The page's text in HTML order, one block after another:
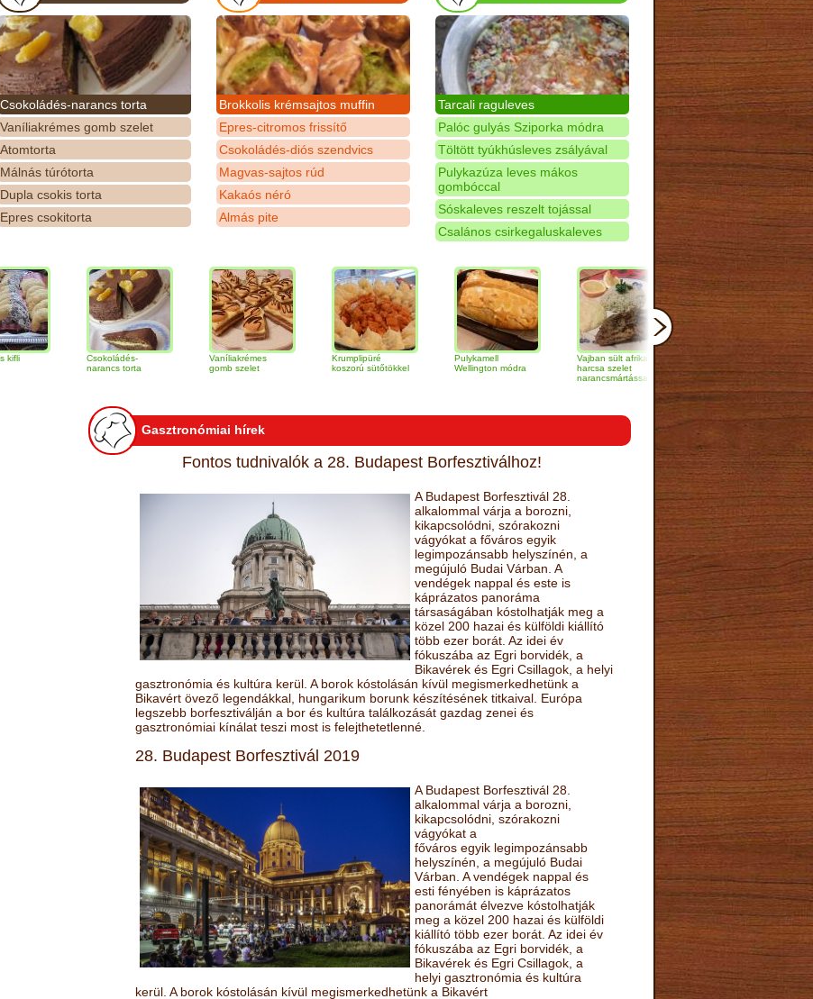
Csokoládés-narancs torta
Vaníliakrémes gomb szelet
Atomtorta
Málnás túrótorta
Dupla csokis torta
Epres csokitorta
Brokkolis krémsajtos muffin
Epres-citromos frissítő
Csokoládés-diós szendvics
Magvas-sajtos rúd
Kakaós néró
Almás pite
Tarcali raguleves
Palóc gulyás Sziporka módra
Töltött tyúkhúsleves zsályával
Pulykazúza leves mákos
gombóccal
Sóskaleves reszelt tojással
Csalános csirkegaluskaleves
Csokoládés-
narancs torta
Vaníliakrémes
gomb szelet
Krumplipüré
koszorú sütőtökkel
Pulykamell
Wellington módra
Vajban sült afrikai
harcsa szelet
narancsmártással
Atomtorta
Gasztronómiai hírek
Fontos tudnivalók a 28. Budapest Borfesztiválhoz!
A Budapest Borfesztivál 28.
alkalommal várja a borozni,
kikapcsolódni, szórakozni
vágyókat a főváros egyik
legimpozánsabb helyszínén, a
megújuló Budai Várban. A
vendégek nappal és este is
káprázatos panoráma
társaságában kóstolhatják meg a
közel 200 hazai és külföldi kiállító
több ezer borát. Az idei év
fókuszába az Egri borvidék, a
Bikavérek és Egri Csillagok, a helyi
gasztronómia és kultúra kerül. A borok kóstolásán kívül megismerkedhetünk a
Bikavért övező legendákkal, hungarikum borunk készítésének titkaival. Európa
legszebb borfesztiválján a bor és kultúra találkozását gazdag zenei és
gasztronómiai kínálat teszi most is felejthetetlenné.
28. Budapest Borfesztivál 2019
A Budapest Borfesztivál 28.
alkalommal várja a borozni,
kikapcsolódni, szórakozni
vágyókat a
főváros egyik legimpozánsabb
helyszínén, a megújuló Budai
Várban. A vendégek nappal és
esti fényében is káprázatos
panorámát élvezve kóstolhatják
meg a közel 200 hazai és külföldi
kiállító több ezer borát. Az idei év
fókuszába az Egri borvidék, a
Bikavérek és Egri Csillagok, a
helyi gasztronómia és kultúra
kerül. A borok kóstolásán kívül megismerkedhetünk a Bikavért